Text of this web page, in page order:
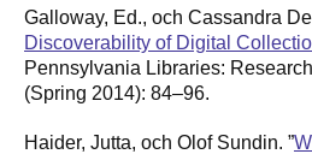
Galloway, Ed., och Cassandra
Discoverability of Digital
Pennsylvania Libraries:
(Spring 2014): 84–96.
Haider, Jutta, och Olof Sundin. ”